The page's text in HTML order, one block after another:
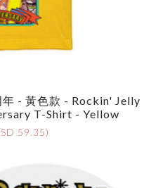
- 黃色款 - Rockin' Jelly
T-Shirt - Yellow
59.35)